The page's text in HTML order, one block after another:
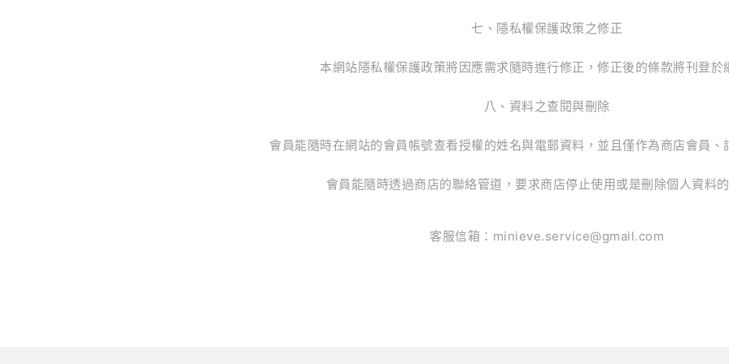
七、隱私權保護政策之修正
本網站隱私權保護政策將因應需求隨時進行修正，修正後的條款將刊登於
八、資料之查閱與刪除
會員能隨時在網站的會員帳號查看授權的姓名與電郵資料，並且僅作為商店會員、
會員能隨時透過商店的聯絡管道，要求商店停止使用或是刪除個人資料
客服信箱：minieve.service@gmail.com